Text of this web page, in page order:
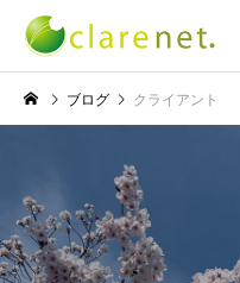
株式会社クレアネットの代表取締役
NEW POST
TECH BLOG
ブログ クライアント